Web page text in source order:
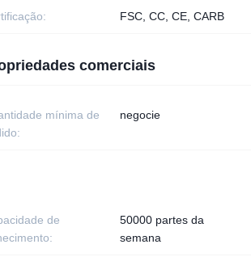
FSC, CC, CE, CARB
comerciais
mínima de
negocie
de
50000 partes da
semana